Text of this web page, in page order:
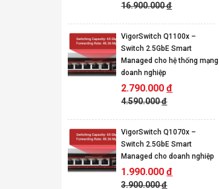
16.900.000đ
VigorSwitch Q1100x –
Switch 2.5GbE Smart
Managed cho hệ thống mạng
doanh nghiệp
2.790.000đ
4.590.000đ
VigorSwitch Q1070x –
Switch 2.5GbE Smart
Managed cho doanh nghiệp
1.990.000đ
3.900.000đ